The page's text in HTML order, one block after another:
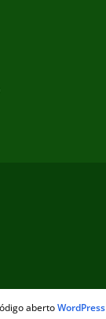
abertoWordPress